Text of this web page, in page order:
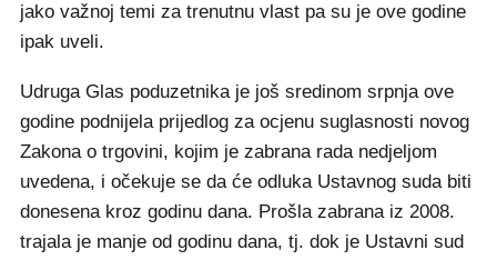
jako važnoj temi za trenutnu vlast pa su je ove godine
ipak uveli.
Udruga Glas poduzetnika je još sredinom srpnja ove
godine podnijela prijedlog za ocjenu suglasnosti novog
Zakona o trgovini, kojim je zabrana rada nedjeljom
uvedena, i očekuje se da će odluka Ustavnog suda biti
donesena kroz godinu dana. Prošla zabrana iz 2008.
trajala je manje od godinu dana, tj. dok je Ustavni sud